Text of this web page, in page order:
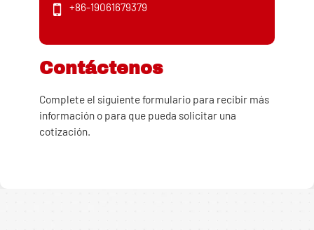
+86-19061679379
Contáctenos
Complete el siguiente formulario para recibir más
información o para que pueda solicitar una
cotización.